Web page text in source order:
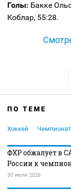
Голы: Бакке
Коблар, 55:28.
ПО ТЕМЕ
Хоккей
ФХР обжалует в
России к
30 июля 2026